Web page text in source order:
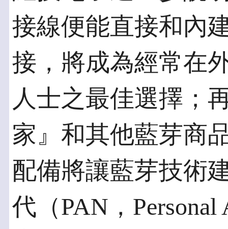
接線便能直接和內
接，將成為經常在
人士之最佳選擇；
家』和其他藍芽商
配備將讓藍芽技術
代（PAN，